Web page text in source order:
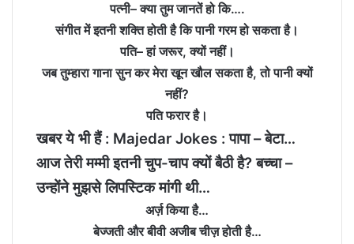
पत्नी– क्या तुम जानतें हो कि….
संगीत में इतनी शक्ति होती है कि पानी गरम हो सकता है।
पति– हां जरूर, क्यों नहीं।
जब तुम्हारा गाना सुन कर मेरा खून खौल सकता है, तो पानी क्यों
नहीं?
पति फरार है।
खबर ये भी हैं : Majedar Jokes : पापा – बेटा…
आज तेरी मम्मी इतनी चुप-चाप क्यों बैठी है? बच्चा –
उन्होंने मुझसे लिपस्टिक मांगी थी…
अर्ज़ किया है…
बेज्जती और बीवी अजीब चीज़ होती है…